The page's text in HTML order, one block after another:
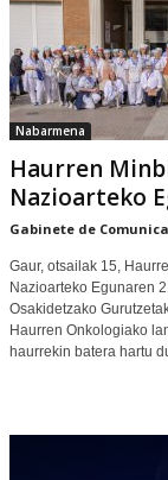
Nabarmena
Haurren
Nazioarteko
Gabinete de
Gaur, otsailak 15,
Nazioarteko Egunaren
Osakidetzako
Haurren Onkologiako
haurrekin batera hartu